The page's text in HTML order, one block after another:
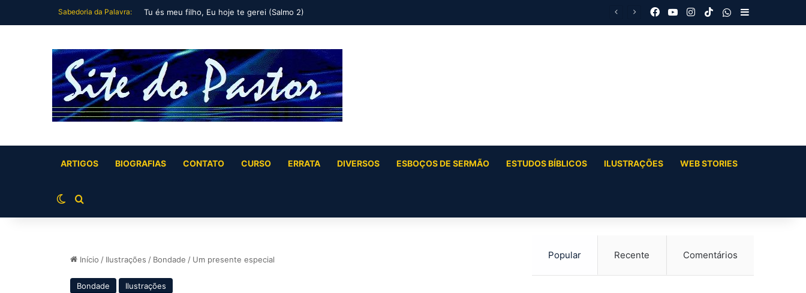
Sabedoria da Palavra: Tu és meu filho, Eu hoje te gerei (Salmo 2) Facebook
YouTubeInstagram
TikTokWhatsApp
Barra Lateral
ARTIGOS BIOGRAFIAS CONTATO CURSO ERRATA DIVERSOS ESBOÇOS DE SERMÃO ESTUDOS BÍBLICOS ILUSTRAÇÕES WEB STORIES
Switch skin
Buscar por
Início / Ilustrações / Bondade / Um presente especial
Bondade Ilustrações
Popular Recente Comentários